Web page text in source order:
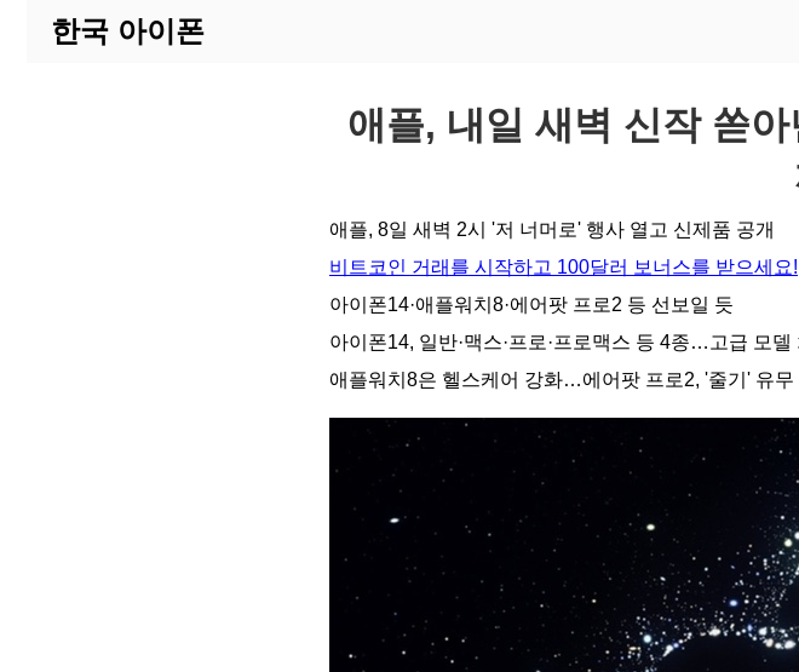
한국 아이폰
애플, 내일 새벽 신작 쏟
애플, 8일 새벽 2시 '저 너머로' 행사 열고 신제품 공개
비트코인 거래를 시작하고 100달러 보너스를 받으세요!
아이폰14·애플워치8·에어팟 프로2 등 선보일 듯
아이폰14, 일반·맥스·프로·프로맥스 등 4종…고급 모델
애플워치8은 헬스케어 강화…에어팟 프로2, '줄기' 유무